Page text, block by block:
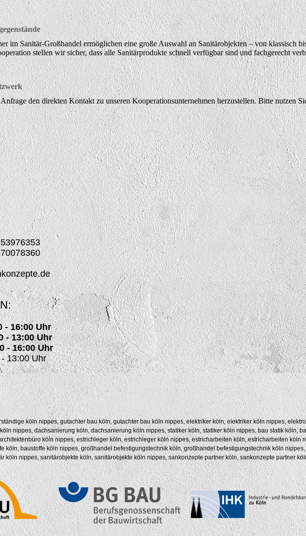
im Sanitär-Großhandel ermöglichen eine große Auswahl an Sanitärobjekten – von klassisch
stellen wir sicher, dass alle Sanitärprodukte schnell verfügbar sind und fachgerecht
den direkten Kontakt zu unseren Kooperationsunternehmen herzustellen. Bitte nutzen
16:00 Uhr
13:00 Uhr
- 16:00 Uhr
Uhr
köln nippes, gutachter bau köln, gutachter bau köln nippes, elektriker köln, elektriker köln nippes,
nippes, dachsanierung köln, dachsanierung köln nippes, statiker köln, statiker köln nippes, bau statik köln,
köln nippes, estrichleger köln, estrichleger köln nippes, estricharbeiten köln, estricharbeiten köln
köln, baustoffe köln nippes, großhandel befestigungstechnik köln, großhandel befestigungstechnik köln
köln nippes, sanitärobjekte köln, sanitärobjekte köln nippes, sankonzepte partner köln, sankonzepte partner